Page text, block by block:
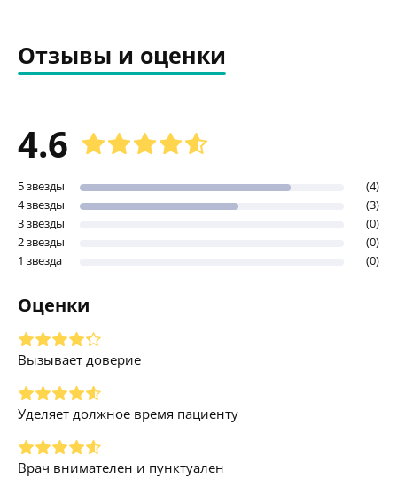
Отзывы и оценки
4.6
5 звезды
(4)
4 звезды
(3)
3 звезды
(0)
2 звезды
(0)
1 звезда
(0)
Оценки
Вызывает доверие
Уделяет должное время пациенту
Врач внимателен и пунктуален